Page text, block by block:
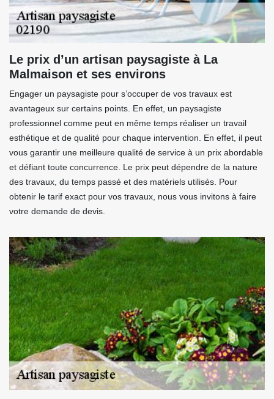
Le prix d’un artisan paysagiste à La
Malmaison et ses environs
Engager un paysagiste pour s’occuper de vos travaux est
avantageux sur certains points. En effet, un paysagiste
professionnel comme peut en même temps réaliser un travail
esthétique et de qualité pour chaque intervention. En effet, il peut
vous garantir une meilleure qualité de service à un prix abordable
et défiant toute concurrence. Le prix peut dépendre de la nature
des travaux, du temps passé et des matériels utilisés. Pour
obtenir le tarif exact pour vos travaux, nous vous invitons à faire
votre demande de devis.